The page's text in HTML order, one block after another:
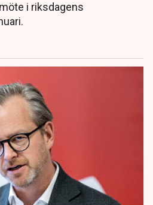
i riksdagens